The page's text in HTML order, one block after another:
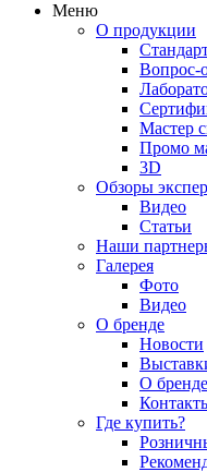
Меню
О продукции
Вопрос-
Мастер
Промо
3D
Обзоры
Видео
Статьи
Наши
Галерея
Фото
Видео
О бренде
Новости
О бренде
Где купить?